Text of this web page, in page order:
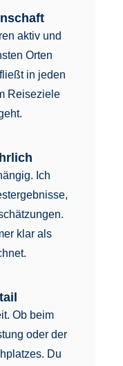
aktiv und
Orten
in jeden
Reiseziele
Ich
klar als
Ob beim
oder der
Du